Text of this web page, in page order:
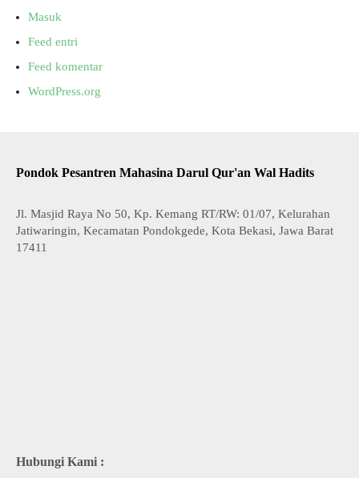
Masuk
Feed entri
Feed komentar
WordPress.org
Pondok Pesantren Mahasina Darul Qur'an Wal Hadits
Jl. Masjid Raya No 50, Kp. Kemang RT/RW: 01/07, Kelurahan
Jatiwaringin, Kecamatan Pondokgede, Kota Bekasi, Jawa Barat
17411
Hubungi Kami :